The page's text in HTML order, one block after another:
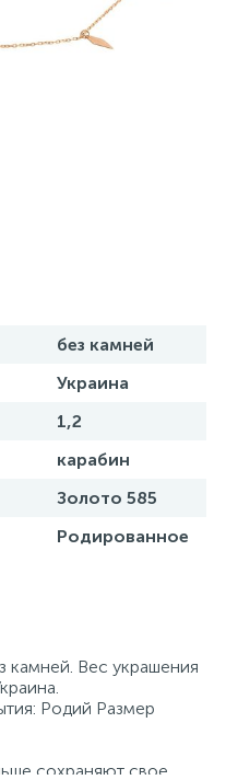
без камней
Украина
1,2
карабин
Золото 585
Родированное
камней. Вес украшения
Родий Размер
сохраняют свое